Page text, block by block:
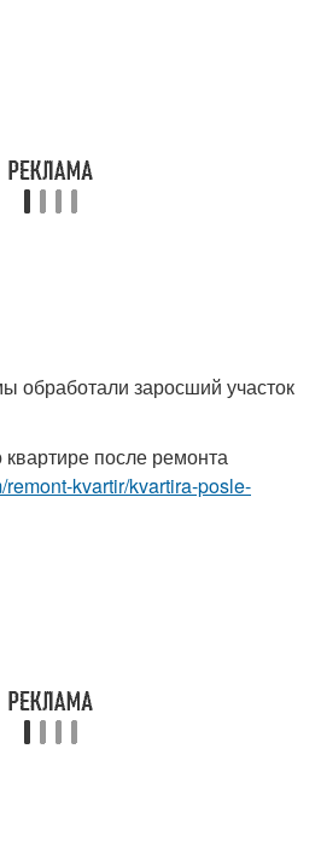
обработали заросший участок
квартире после ремонта
remont-kvartir/kvartira-posle-